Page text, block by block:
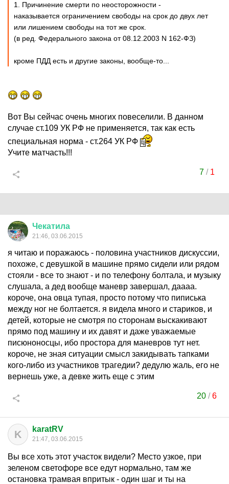
1. Причинение смерти по неосторожности -
наказывается ограничением свободы на срок до двух лет
или лишением свободы на тот же срок.
(в ред. Федерального закона от 08.12.2003 N 162-ФЗ)
кроме ПДД есть и другие законы, вообще-то...
Вот Вы сейчас очень многих повеселили. В данном
случае ст.109 УК РФ не применяется, так как есть
специальная норма - ст.264 УК РФ
Учите матчасть!!!
7/ 1
Чекатила
21:46, 03.06.2015
я читаю и поражаюсь - половина участников дискуссии,
похоже, с девушкой в машине прямо сидели или рядом
стояли - все то знают - и по телефону болтала, и музыку
слушала, а дед вообще маневр завершал, даааа.
короче, она овца тупая, просто потому что пиписька
между ног не болтается. я видела много и стариков, и
детей, которые не смотря по сторонам выскакивают
прямо под машину и их давят и даже уважаемые
писюноносцы, ибо простора для маневров тут нет.
короче, не зная ситуации смысл закидывать тапками
кого-либо из участников трагедии? дедулю жаль, его не
вернешь уже, а девке жить еще с этим
20 /6
K karatRV
21:47, 03.06.2015
Вы все хоть этот участок видели? Место узкое, при
зеленом светофоре все едут нормально, там же
остановка трамвая впритык - один шаг и ты на